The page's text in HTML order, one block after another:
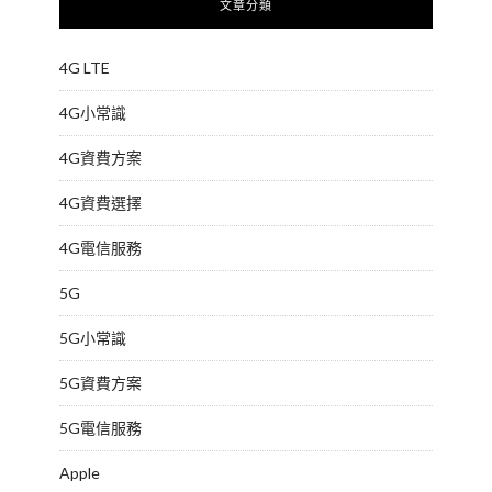
文章分類
4G LTE
4G小常識
4G資費方案
4G資費選擇
4G電信服務
5G
5G小常識
5G資費方案
5G電信服務
Apple